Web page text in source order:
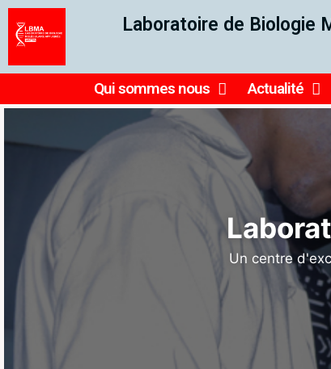
Laboratoire de Biologie
Qui sommes nous Actualité
Le